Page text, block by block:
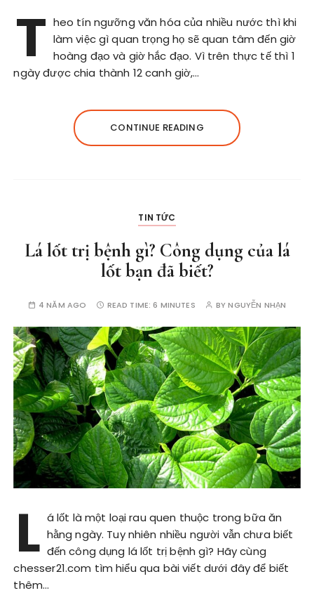
T heo tín ngưỡng văn hóa của nhiều nước thì khi
làm việc gì quan trọng họ sẽ quan tâm đến giờ
hoàng đạo và giờ hắc đạo. Vì trên thực tế thì 1
ngày được chia thành 12 canh giờ,…
CONTINUE READING
TIN TỨC
Lá lốt trị bệnh gì? Công dụng của lá
lốt bạn đã biết?
4 NĂM AGO READ TIME:6 MINUTES BYNGUYỄN NHẠN
L á lốt là một loại rau quen thuộc trong bữa ăn
hằng ngày. Tuy nhiên nhiều người vẫn chưa biết
đến công dụng lá lốt trị bệnh gì? Hãy cùng
chesser21.com tìm hiểu qua bài viết dưới đây để biết
thêm…